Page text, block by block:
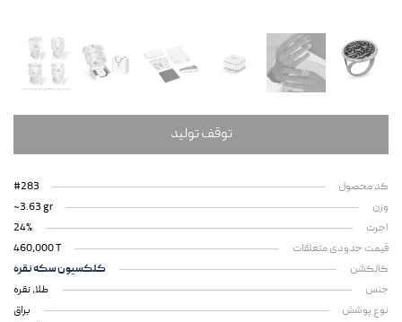
توقف تولید
کد محصول
#283
وزن
~3.63 gr
اجرت
24%
قیمت حدودی متعلقات
460,000 T
کالکشن
کلکسیون سکه نقره
جنس
طلا، نقره
نوع پوشش
براق